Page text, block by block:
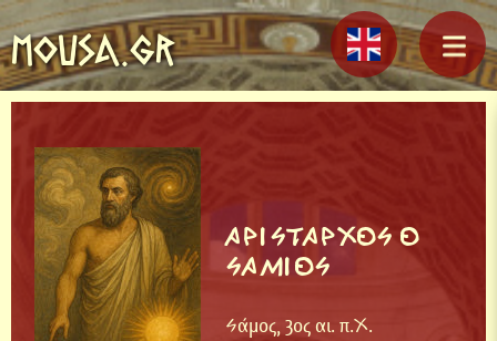
MOUSA.GR
ΑΡΙΣΤΑΡΧΟΣ Ο
ΣΑΜΙΟΣ
Σάμος, 3ος αι. π.Χ.